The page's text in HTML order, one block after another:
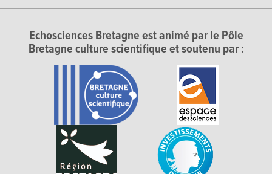
Echosciences Bretagne est animé par le Pôle
Bretagne culture scientifique et soutenu par :